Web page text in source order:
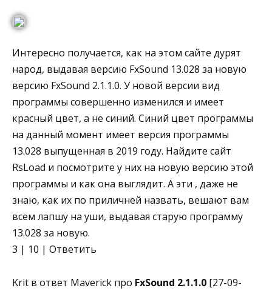
Интересно получается, как на этом сайте дурят
народ, выдавая версию FxSound 13.028 за новую
версию FxSound 2.1.1.0. У новой версии вид
программы совершенно изменился и имеет
красный цвет, а не синий. Синий цвет программы
на данный момент имеет версия программы
13.028 выпущенная в 2019 году. Найдите сайт
RsLoad и посмотрите у них на новую версию этой
программы и как она выглядит. А эти , даже не
знаю, как их по приличней назвать, вешают вам
всем лапшу на уши, выдавая старую программу
13.028 за новую.
3 | 10 | Ответить
Krit в ответ Maverick про FxSound 2.1.1.0 [27-09-